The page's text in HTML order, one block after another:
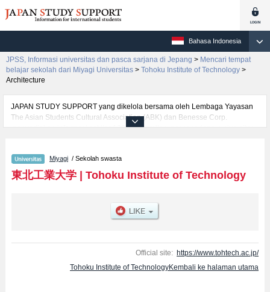
Bahasa Indonesia
JPSS, Informasi universitas dan pasca sarjana di Jepang > Mencari tempat
belajar sekolah dari Miyagi Universitas > Tohoku Institute of Technology >
Architecture
JAPAN STUDY SUPPORT yang dikelola bersama oleh Lembaga Yayasan
The Asian Students Cultural Association (ABK) dan Benesse Corp.
menyediakan informasi sekitar 1300 universitas, pascasarjana, universitas
mencakup informasi per fakultas seperti Fakultas EngineeringatauFakultas
Life DesignatauFakultas Architecture, serta berbagai informasi yang
berguna bagi mahasiswa(i) mancanegara seperti kuota untuk jumlah
informasi mengenai ujian masuk, prasarana kampus, akses jalan, dan
lainnya. Silakan memanfaatkannya.
Miyagi / Sekolah swasta
東北工業大学| Tohoku Institute of Technology
Official site: https://www.tohtech.ac.jp/
Tohoku Institute of TechnologyKembali ke halaman utama